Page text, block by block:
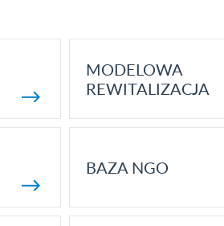
MODELOWA
REWITALIZACJA
BAZA NGO